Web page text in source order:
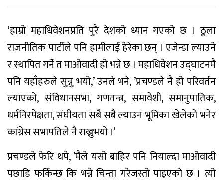
‘हाम्रो महाधिवेशनप्रति पुरै देशको ध्यान गएको छ । ठूला
राजनीतिक पार्टीले पनि हामीलाई हेरेका छन् । एजेन्डा ल्याउने
र स्थापित गर्ने त माओवादी हो भन्ने छ । महाधिवेशन उद्घाटनमै
पनि यहाँहरुले सुन्नु भयो,’ उनले भने, ’प्रचण्डले नै हो परिवर्तन
ल्याएको, संविधानसभा, गणतन्त्र, समावेशी, समानुपातिक,
धर्मनिरपेक्षता, संघीयता सबै सबै ल्याउन भूमिका खेलेको भनेर
कांग्रेस सभापतिले नै राख्नुभयो ।’
प्रचण्डले फेरि थपे, ’मैले यसो बाहिर पनि नियाल्दा माओवादी
पछाडि फर्किन्छ कि भन्ने चिन्ता गरेजस्तो पाइएको छ । त्यो